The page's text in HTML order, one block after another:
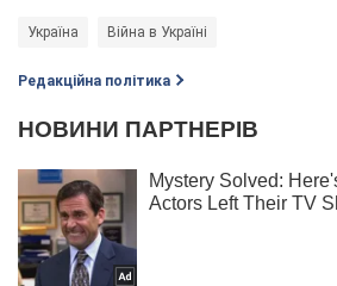
Україна Війна в Україні
Редакційна політика